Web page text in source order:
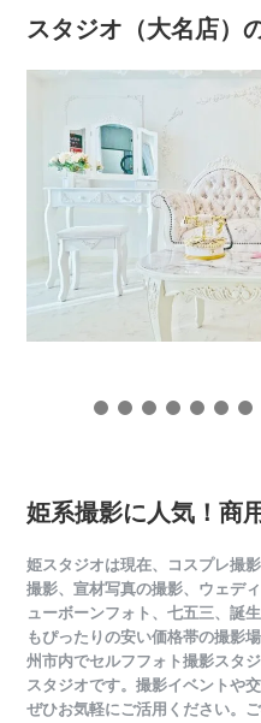
スタジオ（大名店）
姫系撮影に人気！商
姫スタジオは現在、 コスプレ撮影
撮影、宣材写真の撮影、ウェデ
ューボーンフォト、七五三、誕
もぴったりの安い価格帯の撮影
州市内でセルフフォト撮影スタ
スタジオです。撮影イベントや
ぜひお気軽にご活用ください。